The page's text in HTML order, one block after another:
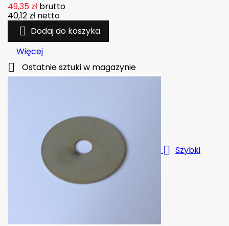
49,35 zł brutto
40,12 zł netto
 Dodaj do koszyka
Więcej
 Ostatnie sztuki w magazynie
 Szybki